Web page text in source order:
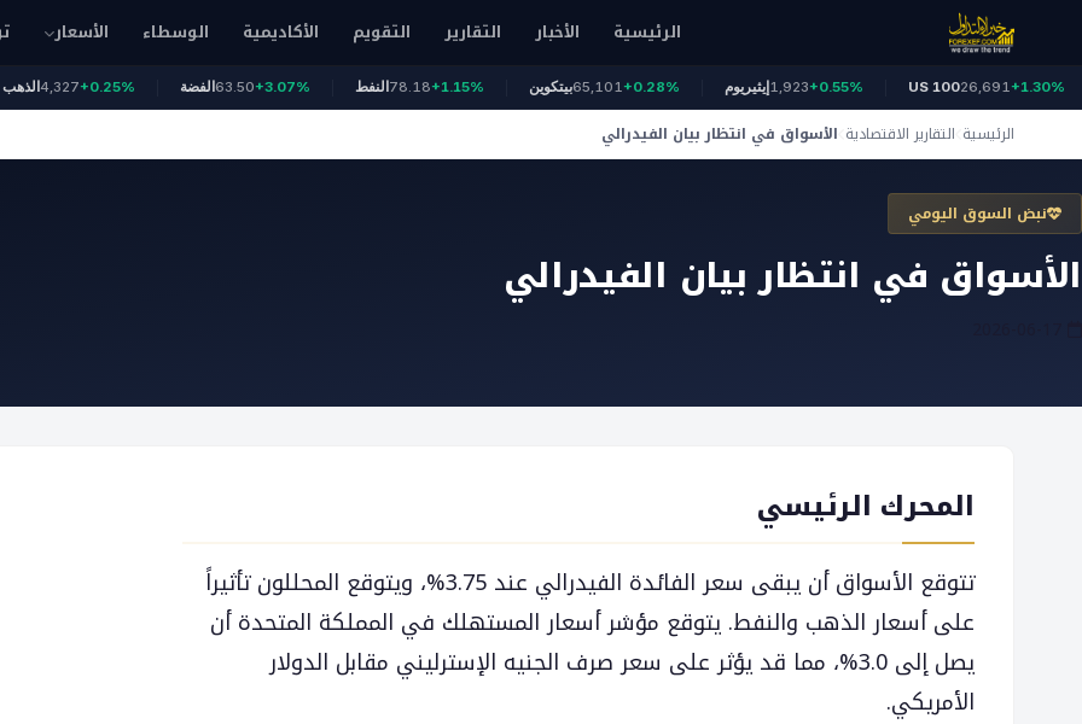
الرئيسية الأخبار التقارير التقويم الأكاديمية الوسطاء الأسعار
4,327+0.25% الفضة63.50+3.07% النفط78.18+1.15% بيتكوين65,101+0.28% إيثيريوم1,923+0.55% US 100 26,691+1.30%
الرئيسية التقارير الاقتصادية الأسواق في انتظار بيان الفيدرالي
نبض السوق اليومي
الأسواق في انتظار بيان الفيدرالي
المحرك الرئيسي
تتوقع الأسواق أن يبقى سعر الفائدة الفيدرالي عند 3.75%، ويتوقع المحللون تأثيراً
على أسعار الذهب والنفط. يتوقع مؤشر أسعار المستهلك في المملكة المتحدة أن
يصل إلى 3.0%، مما قد يؤثر على سعر صرف الجنيه الإسترليني مقابل الدولار
الأمريكي.